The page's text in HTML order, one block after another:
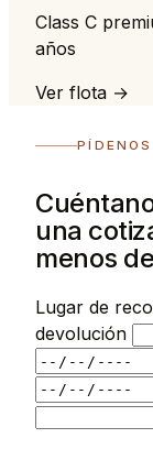
Class C
años
Ver flota →
una
menos
Lugar de
devolución